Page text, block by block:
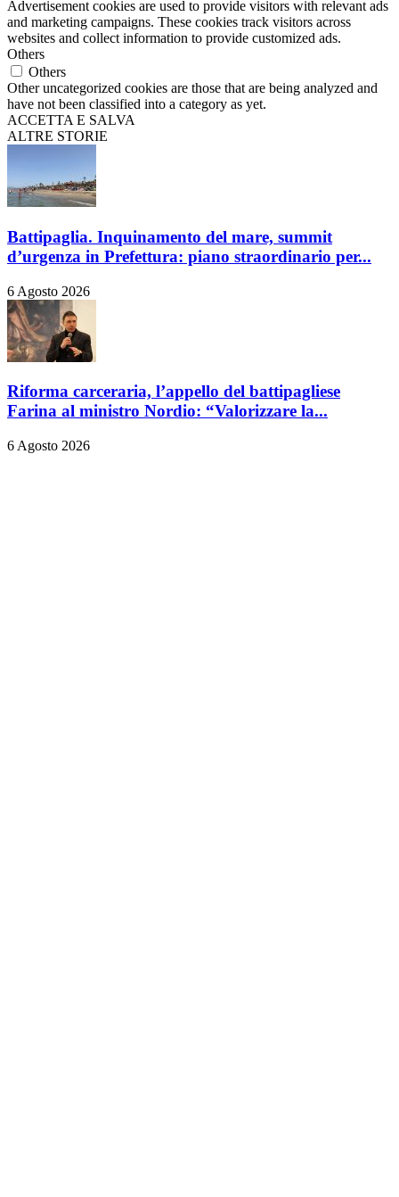
Advertisement cookies are used to provide visitors with relevant ads
and marketing campaigns. These cookies track visitors across
websites and collect information to provide customized ads.
Others
Others
Other uncategorized cookies are those that are being analyzed and
have not been classified into a category as yet.
ACCETTA E SALVA
ALTRE STORIE
Battipaglia. Inquinamento del mare, summit
d’urgenza in Prefettura: piano straordinario per...
6 Agosto 2026
Riforma carceraria, l’appello del battipagliese
Farina al ministro Nordio: “Valorizzare la...
6 Agosto 2026